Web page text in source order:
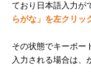
ており日本語入力が
らがな」を左クリッ
その状態でキーボー
入力される場合は、